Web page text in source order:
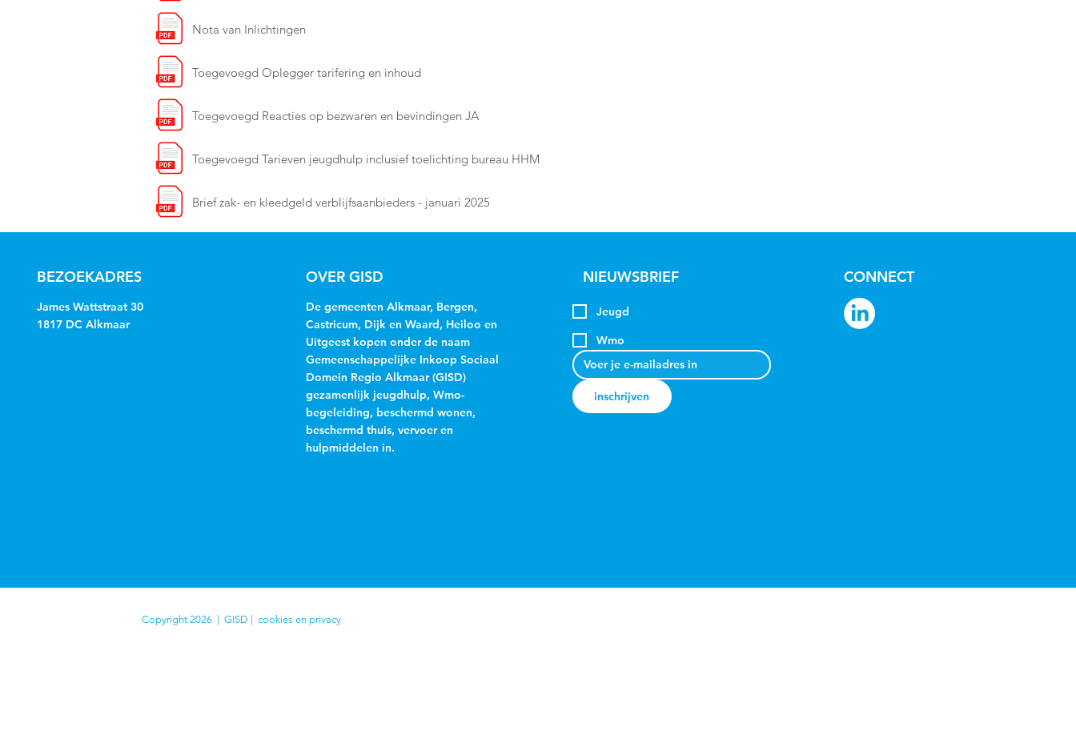
Nota van Inlichtingen
Toegevoegd Oplegger tarifering en inhoud
Toegevoegd Reacties op bezwaren en bevindingen JA
Toegevoegd Tarieven jeugdhulp inclusief toelichting bureau HHM
Brief zak- en kleedgeld verblijfsaanbieders - januari 2025
BEZOEKADRES
James Wattstraat 30
1817 DC Alkmaar
OVER GISD
De gemeenten Alkmaar, Bergen,
Castricum, Dijk en Waard, Heiloo en
Uitgeest kopen onder de naam
Gemeenschappelijke Inkoop Sociaal
Domein Regio Alkmaar (GISD)
gezamenlijk jeugdhulp, Wmo-
begeleiding, beschermd wonen,
beschermd thuis, vervoer en
hulpmiddelen in.
NIEUWSBRIEF
Jeugd
Wmo
inschrijven
CONNECT
Copyright 2026 | GISD | cookies en privacy